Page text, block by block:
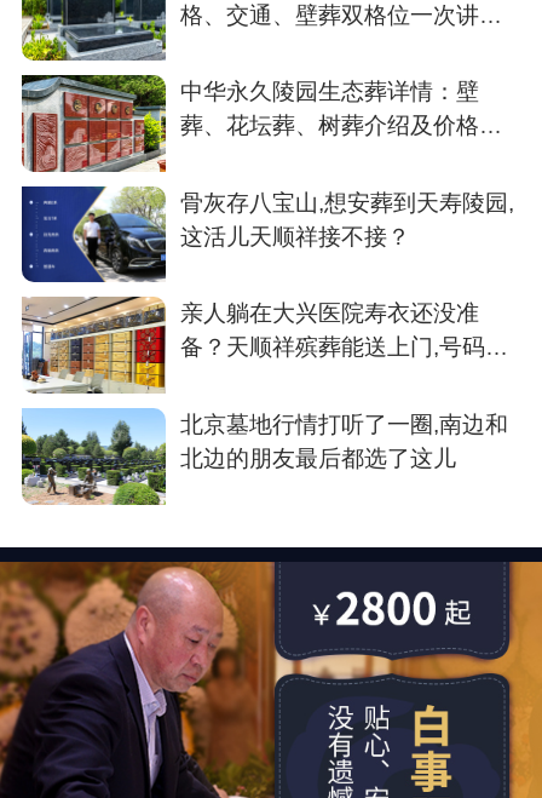
格、交通、壁葬双格位一次讲清
中华永久陵园生态葬详情：壁
葬、花坛葬、树葬介绍及价格参
骨灰存八宝山,想安葬到天寿陵园,
这活儿天顺祥接不接？
亲人躺在大兴医院寿衣还没准
备？天顺祥殡葬能送上门,号码我
北京墓地行情打听了一圈,南边和
北边的朋友最后都选了这儿